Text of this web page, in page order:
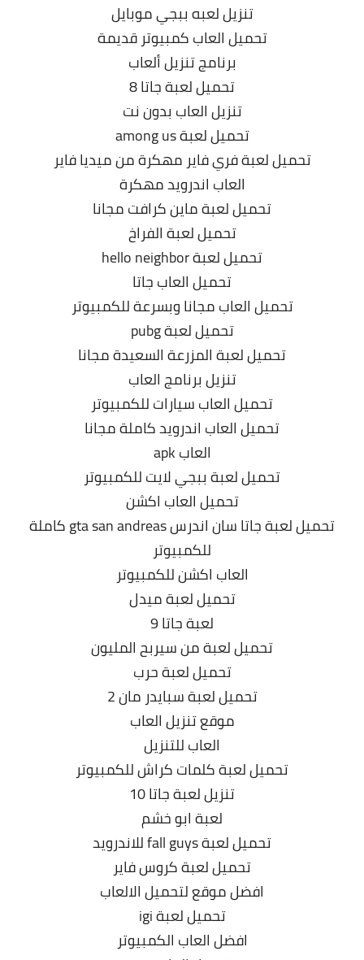
تنزيل لعبه ببجي موبايل
تحميل العاب كمبيوتر قديمة
برنامج تنزيل ألعاب
تحميل لعبة جاتا 8
تنزيل العاب بدون نت
تحميل لعبة among us
تحميل لعبة فري فاير مهكرة من ميديا فاير
العاب اندرويد مهكرة
تحميل لعبة ماين كرافت مجانا
تحميل لعبة الفراخ
تحميل لعبة hello neighbor
تحميل العاب جاتا
تحميل العاب مجانا وبسرعة للكمبيوتر
تحميل لعبة pubg
تحميل لعبة المزرعة السعيدة مجانا
تنزيل برنامج العاب
تحميل العاب سيارات للكمبيوتر
تحميل العاب اندرويد كاملة مجانا
العاب apk
تحميل لعبة ببجي لايت للكمبيوتر
تحميل العاب اكشن
تحميل لعبة جاتا سان اندرس gta san andreas كاملة
للكمبيوتر
العاب اكشن للكمبيوتر
تحميل لعبة ميدل
لعبة جاتا 9
تحميل لعبة من سيربح المليون
تحميل لعبة حرب
تحميل لعبة سبايدر مان 2
موقع تنزيل العاب
العاب للتنزيل
تحميل لعبة كلمات كراش للكمبيوتر
تنزيل لعبة جاتا 10
لعبة ابو خشم
تحميل لعبة fall guys للاندرويد
تحميل لعبة كروس فاير
افضل موقع لتحميل الالعاب
تحميل لعبة igi
افضل العاب الكمبيوتر